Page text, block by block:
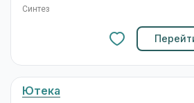
Синтез
Ютека